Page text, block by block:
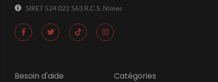
SIRET 524 022 563 R.C.S. Nimes
Besoin d'aide Catégories